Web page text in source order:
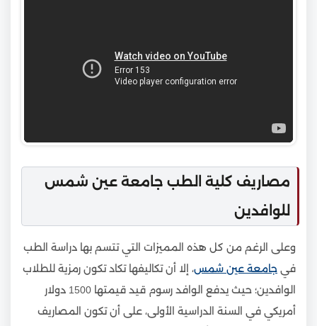
مصاريف كلية الطب جامعة عين شمس
للوافدين
وعلى الرغم من كل هذه المميزات التي تتسم بها دراسة الطب
في جامعة عين شمس، إلا أن تكاليفها تكاد تكون رمزية للطلاب
الوافدين؛ حيث يدفع الوافد رسوم قيد قيمتها 1500 دولار
أمريكي في السنة الدراسية الأولى، على أن تكون المصاريف